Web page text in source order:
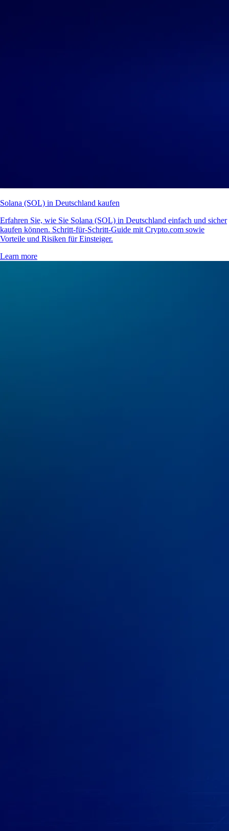
Solana (SOL) in Deutschland kaufen
Erfahren Sie, wie Sie Solana (SOL) in Deutschland einfach und sicher
kaufen können. Schritt-für-Schritt-Guide mit Crypto.com sowie
Vorteile und Risiken für Einsteiger.
Learn more